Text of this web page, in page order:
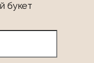
букет